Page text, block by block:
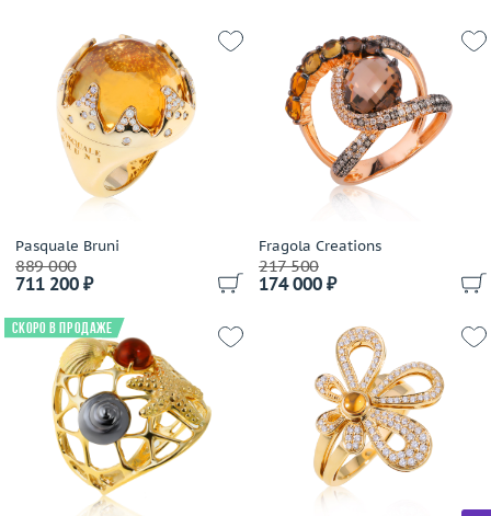
Pasquale Bruni
889 000
711 200 ₽
Fragola Creations
217 500
174 000 ₽
Скоро в продаже